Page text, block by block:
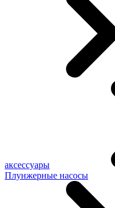
аксессуары
Плунжерные насосы